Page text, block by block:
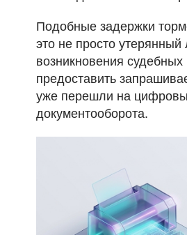
Подобные задержки
это не просто
возникновения
предоставить
уже перешли на
документооборота.